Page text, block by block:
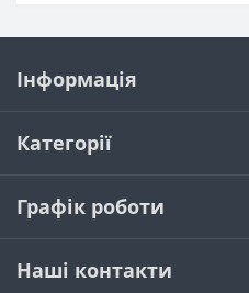
Інформація
Категорії
Графік роботи
Наші контакти